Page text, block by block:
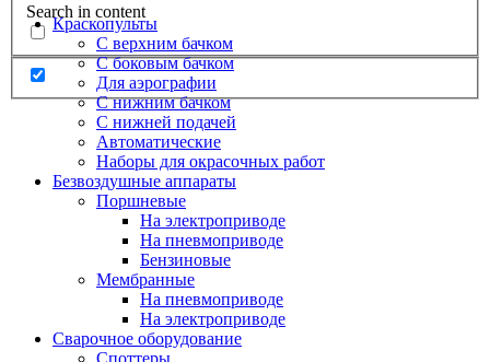
Search in content
Краскопульты
С верхним бачком
С боковым бачком
Для аэрографии
С нижним бачком
С нижней подачей
Автоматические
Наборы для окрасочных работ
Безвоздушные аппараты
Поршневые
На электроприводе
На пневмоприводе
Бензиновые
Мембранные
На пневмоприводе
На электроприводе
Сварочное оборудование
Споттеры